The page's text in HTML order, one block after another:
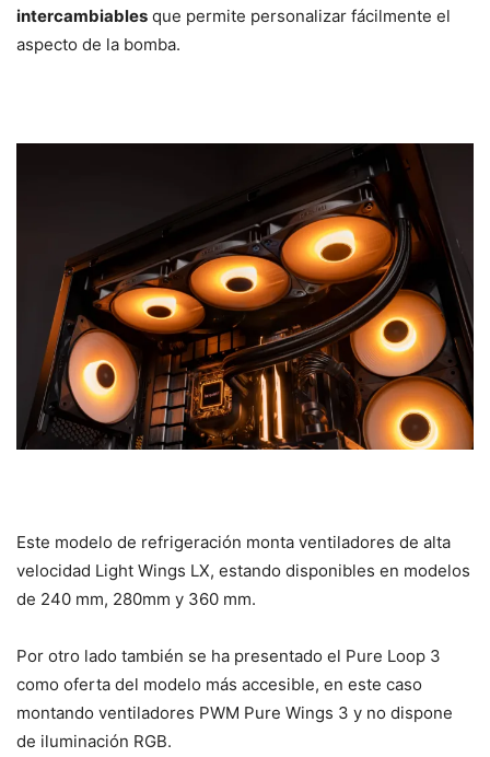
intercambiables que permite personalizar fácilmente el
aspecto de la bomba.
Este modelo de refrigeración monta ventiladores de alta
velocidad Light Wings LX, estando disponibles en modelos
de 240 mm, 280mm y 360 mm.
Por otro lado también se ha presentado el Pure Loop 3
como oferta del modelo más accesible, en este caso
montando ventiladores PWM Pure Wings 3 y no dispone
de iluminación RGB.